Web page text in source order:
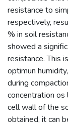
resistance to
respectively,
% in soil
showed a
resistance. This
optimun
during
concentration os
cell wall of the
obtained, it can